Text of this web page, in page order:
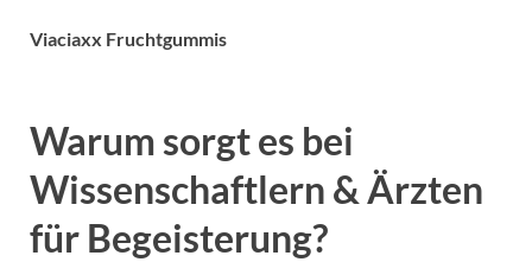
Viaciaxx Fruchtgummis
Warum sorgt es bei
Wissenschaftlern & Ärzten
für Begeisterung?